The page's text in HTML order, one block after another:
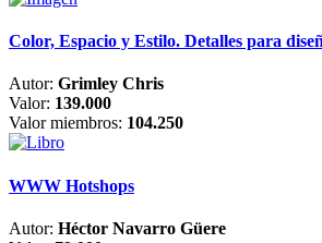
Color, Espacio y Estilo. Detalles para
Autor: Grimley Chris
Valor: 139.000
Valor miembros: 104.250
WWW Hotshops
Autor: Héctor Navarro Güere